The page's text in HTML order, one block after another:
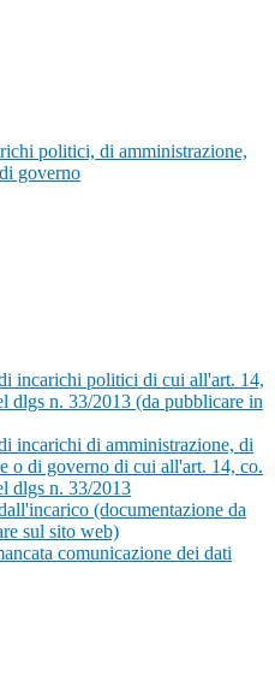
politici, di amministrazione,
governo
incarichi politici di cui all'art. 14,
dlgs n. 33/2013 (da pubblicare in
incarichi di amministrazione, di
o di governo di cui all'art. 14, co.
dlgs n. 33/2013
(documentazione da
sul sito web)
comunicazione dei dati